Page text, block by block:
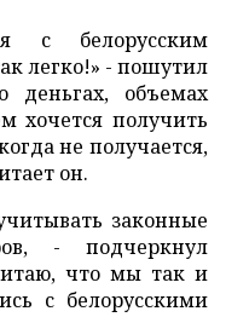
с белорусским
легко!» - пошутил
объемах
хочется получить
не получается,
он.
законные
- подчеркнул
что мы так и
с белорусскими